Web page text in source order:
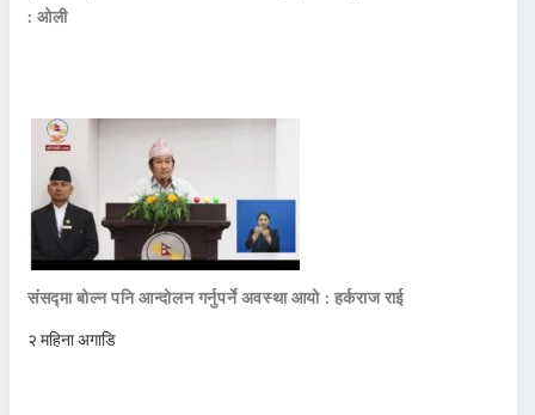
: ओली
संसद्मा बोल्न पनि आन्दोलन गर्नुपर्ने अवस्था आयो : हर्कराज राई
२ महिना अगाडि